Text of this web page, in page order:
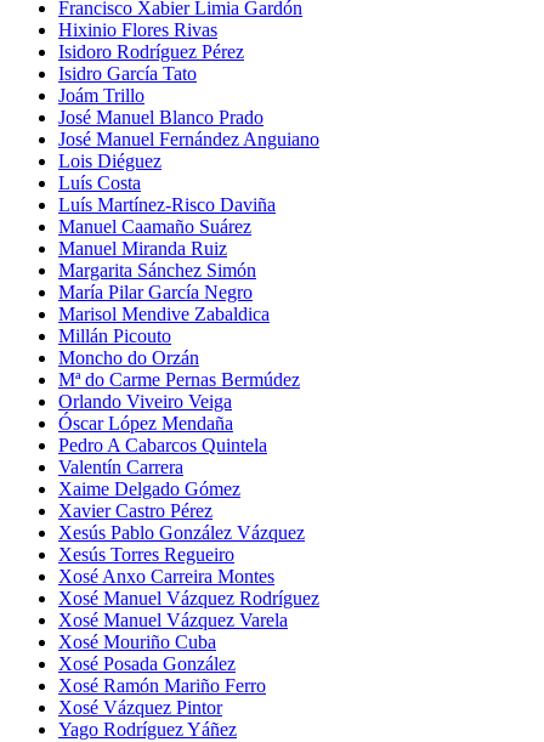
Francisco Xabier Limia Gardón
Hixinio Flores Rivas
Isidoro Rodríguez Pérez
Isidro García Tato
Joám Trillo
José Manuel Blanco Prado
José Manuel Fernández Anguiano
Lois Diéguez
Luís Costa
Luís Martínez-Risco Daviña
Manuel Caamaño Suárez
Manuel Miranda Ruiz
Margarita Sánchez Simón
María Pilar García Negro
Marisol Mendive Zabaldica
Millán Picouto
Moncho do Orzán
Mª do Carme Pernas Bermúdez
Orlando Viveiro Veiga
Óscar López Mendaña
Pedro A Cabarcos Quintela
Valentín Carrera
Xaime Delgado Gómez
Xavier Castro Pérez
Xesús Pablo González Vázquez
Xesús Torres Regueiro
Xosé Anxo Carreira Montes
Xosé Manuel Vázquez Rodríguez
Xosé Manuel Vázquez Varela
Xosé Mouriño Cuba
Xosé Posada González
Xosé Ramón Mariño Ferro
Xosé Vázquez Pintor
Yago Rodríguez Yáñez